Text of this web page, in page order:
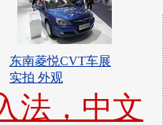
东南菱悦CVT车展
实拍 外观
法，中文